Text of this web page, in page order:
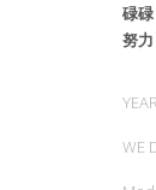
碌
努
YEAR
WE